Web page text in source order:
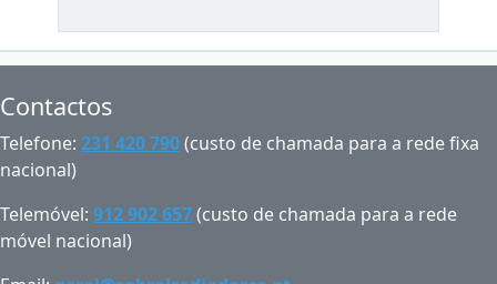
Contactos
Telefone: 231 420 790(custo de chamada para a rede fixa
nacional)
Telemóvel: 912 902 657(custo de chamada para a rede
móvel nacional)